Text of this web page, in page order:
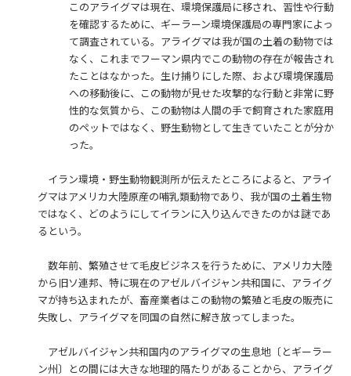
このアライグマは現在、環境保護局に移され、習性や行動
を確認するために、ギーラーン環境保護局の専門家によっ
て調査されている。アライグマは我が国の土着の動物では
なく、これまでフーマン県内でこの動物の存在が報告され
たことはなかった。生け捕りにした際、および環境保護局
への移動後に、この動物が見せた攻撃的な行動と非常に野
性的な気質から、この動物は人間の手で飼育された家庭用
のペットではなく、野生動物として生きていたことが分か
った。
イラン環境・野生動物観測所が伝えたところによると、アライ
グマはアメリカ大陸原産の哺乳類動物であり、我が国の土着生物
ではなく、どのようにしてイランに入り込んできたのかは謎であ
るという。
数年前、繁殖させて毛皮ビジネスを行うために、アメリカ大陸
から旧ソ連邦、特に現在のアゼルバイジャン共和国に、アライグ
マが持ち込まれたが、畜産業者はこの動物の繁殖と毛皮の販売に
失敗し、アライグマを同国の自然に解き放ってしまった。
アゼルバイジャン共和国内のアライグマの生息地〔とギーラー
ン州〕との間には大きな地理的隔たりがあることから、アライグ